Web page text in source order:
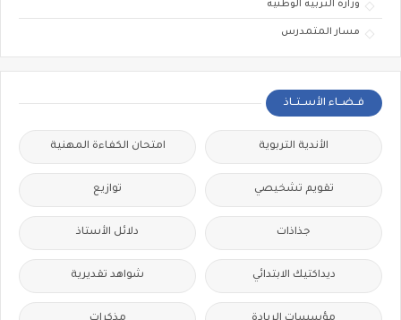
وزارة التربية الوطنية
مسار المتمدرس
فــضــاء الأســتــاذ
الأندية التربوية امتحان الكفاءة المهنية
تقويم تشخيصي توازيع
جذاذات دلائل الأستاذ
ديداكتيك الابتدائي شواهد تقديرية